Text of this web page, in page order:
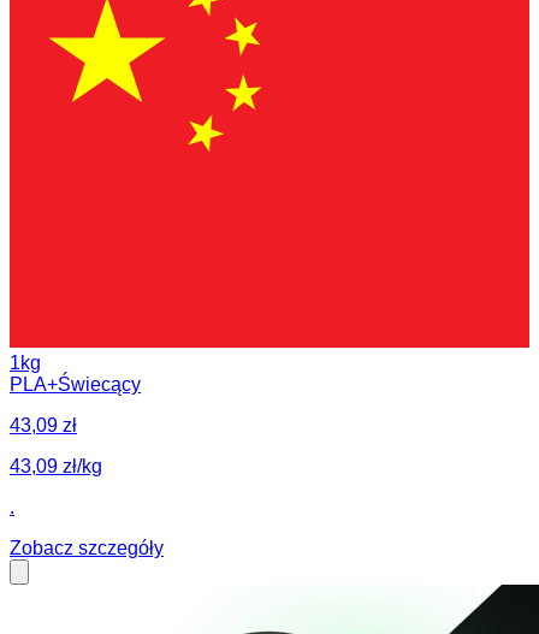
1kg
PLA+Świecący
43,09 zł
43,09 zł/kg
.
Zobacz szczegóły